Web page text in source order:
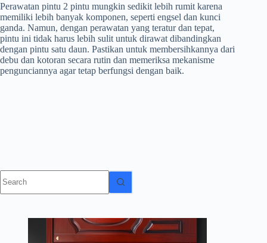
Perawatan pintu 2 pintu mungkin sedikit lebih rumit karena
memiliki lebih banyak komponen, seperti engsel dan kunci
ganda. Namun, dengan perawatan yang teratur dan tepat,
pintu ini tidak harus lebih sulit untuk dirawat dibandingkan
dengan pintu satu daun. Pastikan untuk membersihkannya dari
debu dan kotoran secara rutin dan memeriksa mekanisme
pengunciannya agar tetap berfungsi dengan baik.